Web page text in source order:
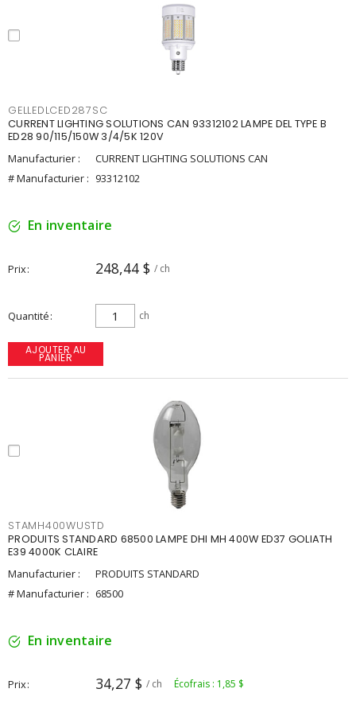
GELLEDLCED287SC
CURRENT LIGHTING SOLUTIONS CAN 93312102 LAMPE DEL TYPE B
ED28 90/115/150W 3/4/5K 120V
Manufacturier :
CURRENT LIGHTING SOLUTIONS CAN
# Manufacturier : 93312102
En inventaire
Prix 248,44 $ / ch
Quantité ch
AJOUTER AU
PANIER
STAMH400WUSTD
PRODUITS STANDARD 68500 LAMPE DHI MH 400W ED37 GOLIATH
E39 4000K CLAIRE
Manufacturier :
PRODUITS STANDARD
# Manufacturier : 68500
En inventaire
Prix 34,27 $ / ch Écofrais : 1,85 $